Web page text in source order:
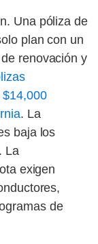
Una póliza de
plan con un
renovación y
. La
baja los
La
exigen
de